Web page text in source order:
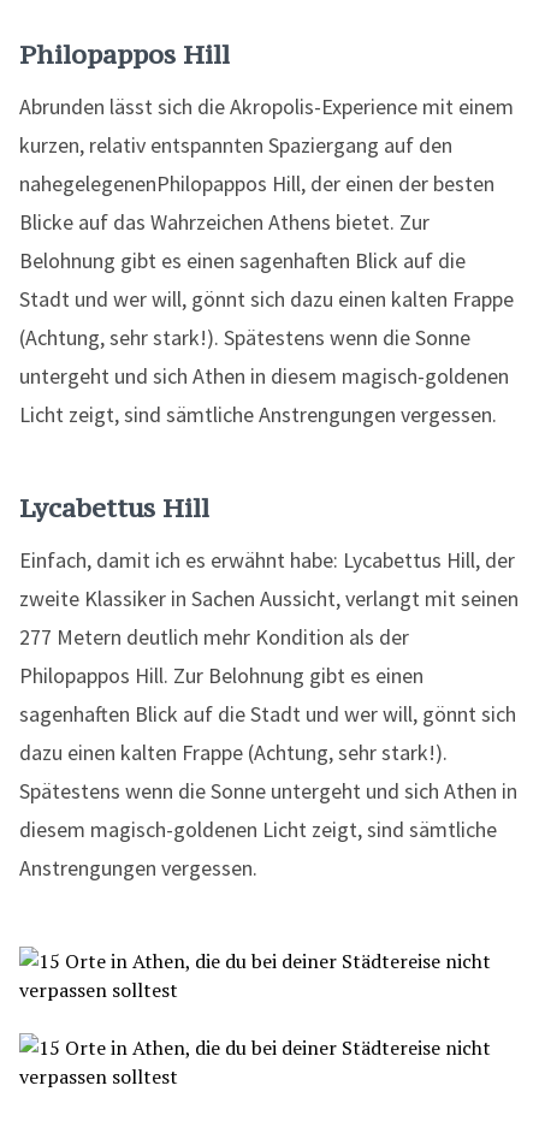
Philopappos Hill
Abrunden lässt sich die Akropolis-Experience mit einem
kurzen, relativ entspannten Spaziergang auf den
nahegelegenenPhilopappos Hill, der einen der besten
Blicke auf das Wahrzeichen Athens bietet. Zur
Belohnung gibt es einen sagenhaften Blick auf die
Stadt und wer will, gönnt sich dazu einen kalten Frappe
(Achtung, sehr stark!). Spätestens wenn die Sonne
untergeht und sich Athen in diesem magisch-goldenen
Licht zeigt, sind sämtliche Anstrengungen vergessen.
Lycabettus Hill
Einfach, damit ich es erwähnt habe: Lycabettus Hill, der
zweite Klassiker in Sachen Aussicht, verlangt mit seinen
277 Metern deutlich mehr Kondition als der
Philopappos Hill. Zur Belohnung gibt es einen
sagenhaften Blick auf die Stadt und wer will, gönnt sich
dazu einen kalten Frappe (Achtung, sehr stark!).
Spätestens wenn die Sonne untergeht und sich Athen in
diesem magisch-goldenen Licht zeigt, sind sämtliche
Anstrengungen vergessen.